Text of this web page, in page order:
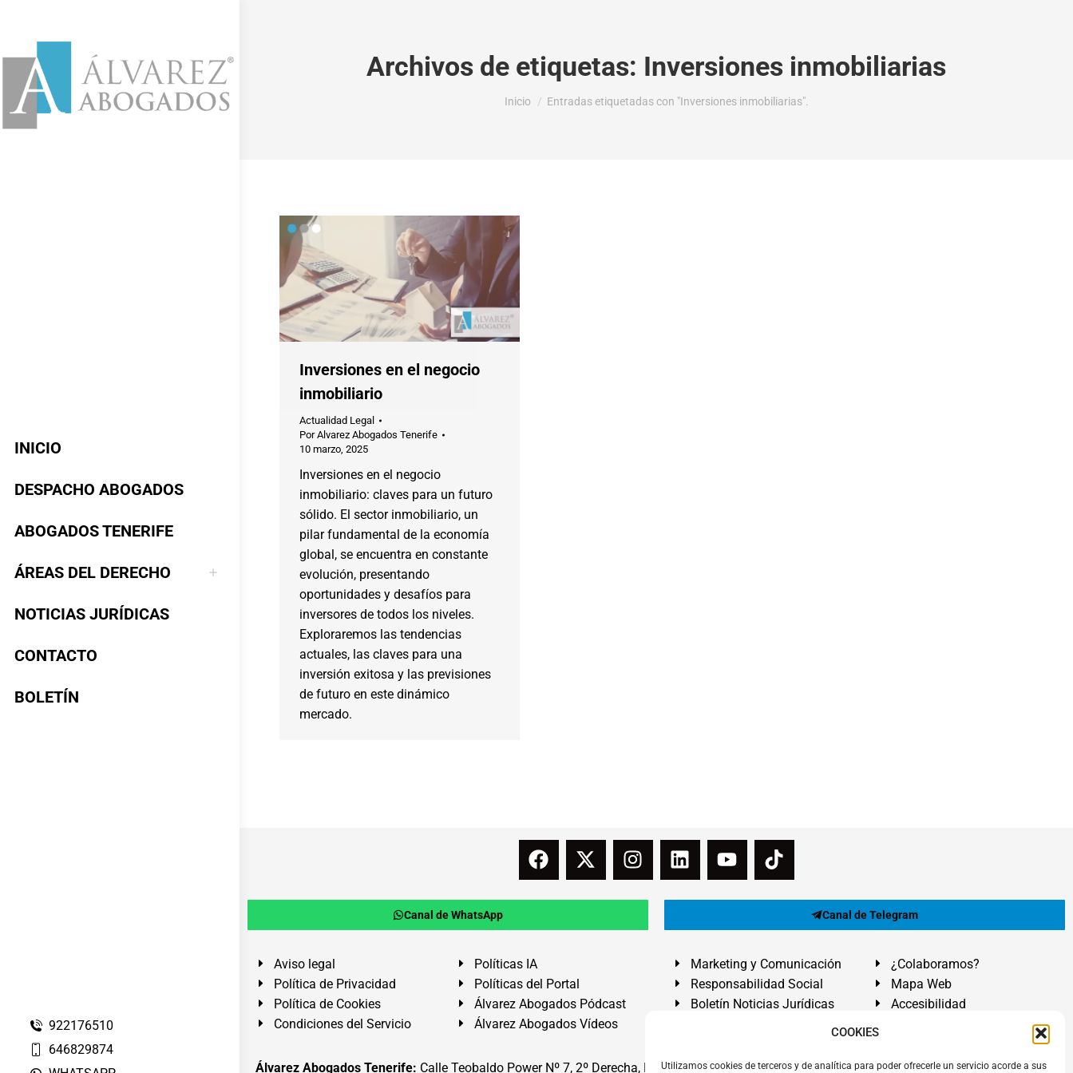
COOKIES
Utilizamos cookies de terceros y de analítica para poder ofrecerle un servicio acorde a sus
INICIO
DESPACHO ABOGADOS
ABOGADOS TENERIFE
ÁREAS DEL DERECHO
NOTICIAS JURÍDICAS
CONTACTO
BOLETÍN
922176510
646829874
Archivos de etiquetas: Inversiones inmobiliarias
Estás aquí:
Inicio Entradas etiquetadas con "Inversiones inmobiliarias".
Inversiones en el negocio
inmobiliario
Actualidad Legal
PorAlvarez Abogados Tenerife
10 marzo, 2025
Inversiones en el negocio
inmobiliario: claves para un futuro
sólido. El sector inmobiliario, un
pilar fundamental de la economía
global, se encuentra en constante
evolución, presentando
oportunidades y desafíos para
inversores de todos los niveles.
Exploraremos las tendencias
actuales, las claves para una
inversión exitosa y las previsiones
de futuro en este dinámico
mercado.
Canal de WhatsApp Canal de Telegram
Aviso legal
Política de Privacidad
Política de Cookies
Condiciones del Servicio
Políticas IA
Políticas del Portal
Álvarez Abogados Pódcast
Álvarez Abogados Vídeos
Marketing y Comunicación
Responsabilidad Social
Boletín Noticias Jurídicas
¿Colaboramos?
Mapa Web
Accesibilidad
Álvarez Abogados Tenerife: Calle Teobaldo Power Nº 7, 2º Derecha, El Médano, Granadilla de Abona, Santa Cruz de Tenerife. Islas Canarias.